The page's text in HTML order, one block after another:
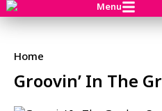
Menu
Home
Groovin’ In The